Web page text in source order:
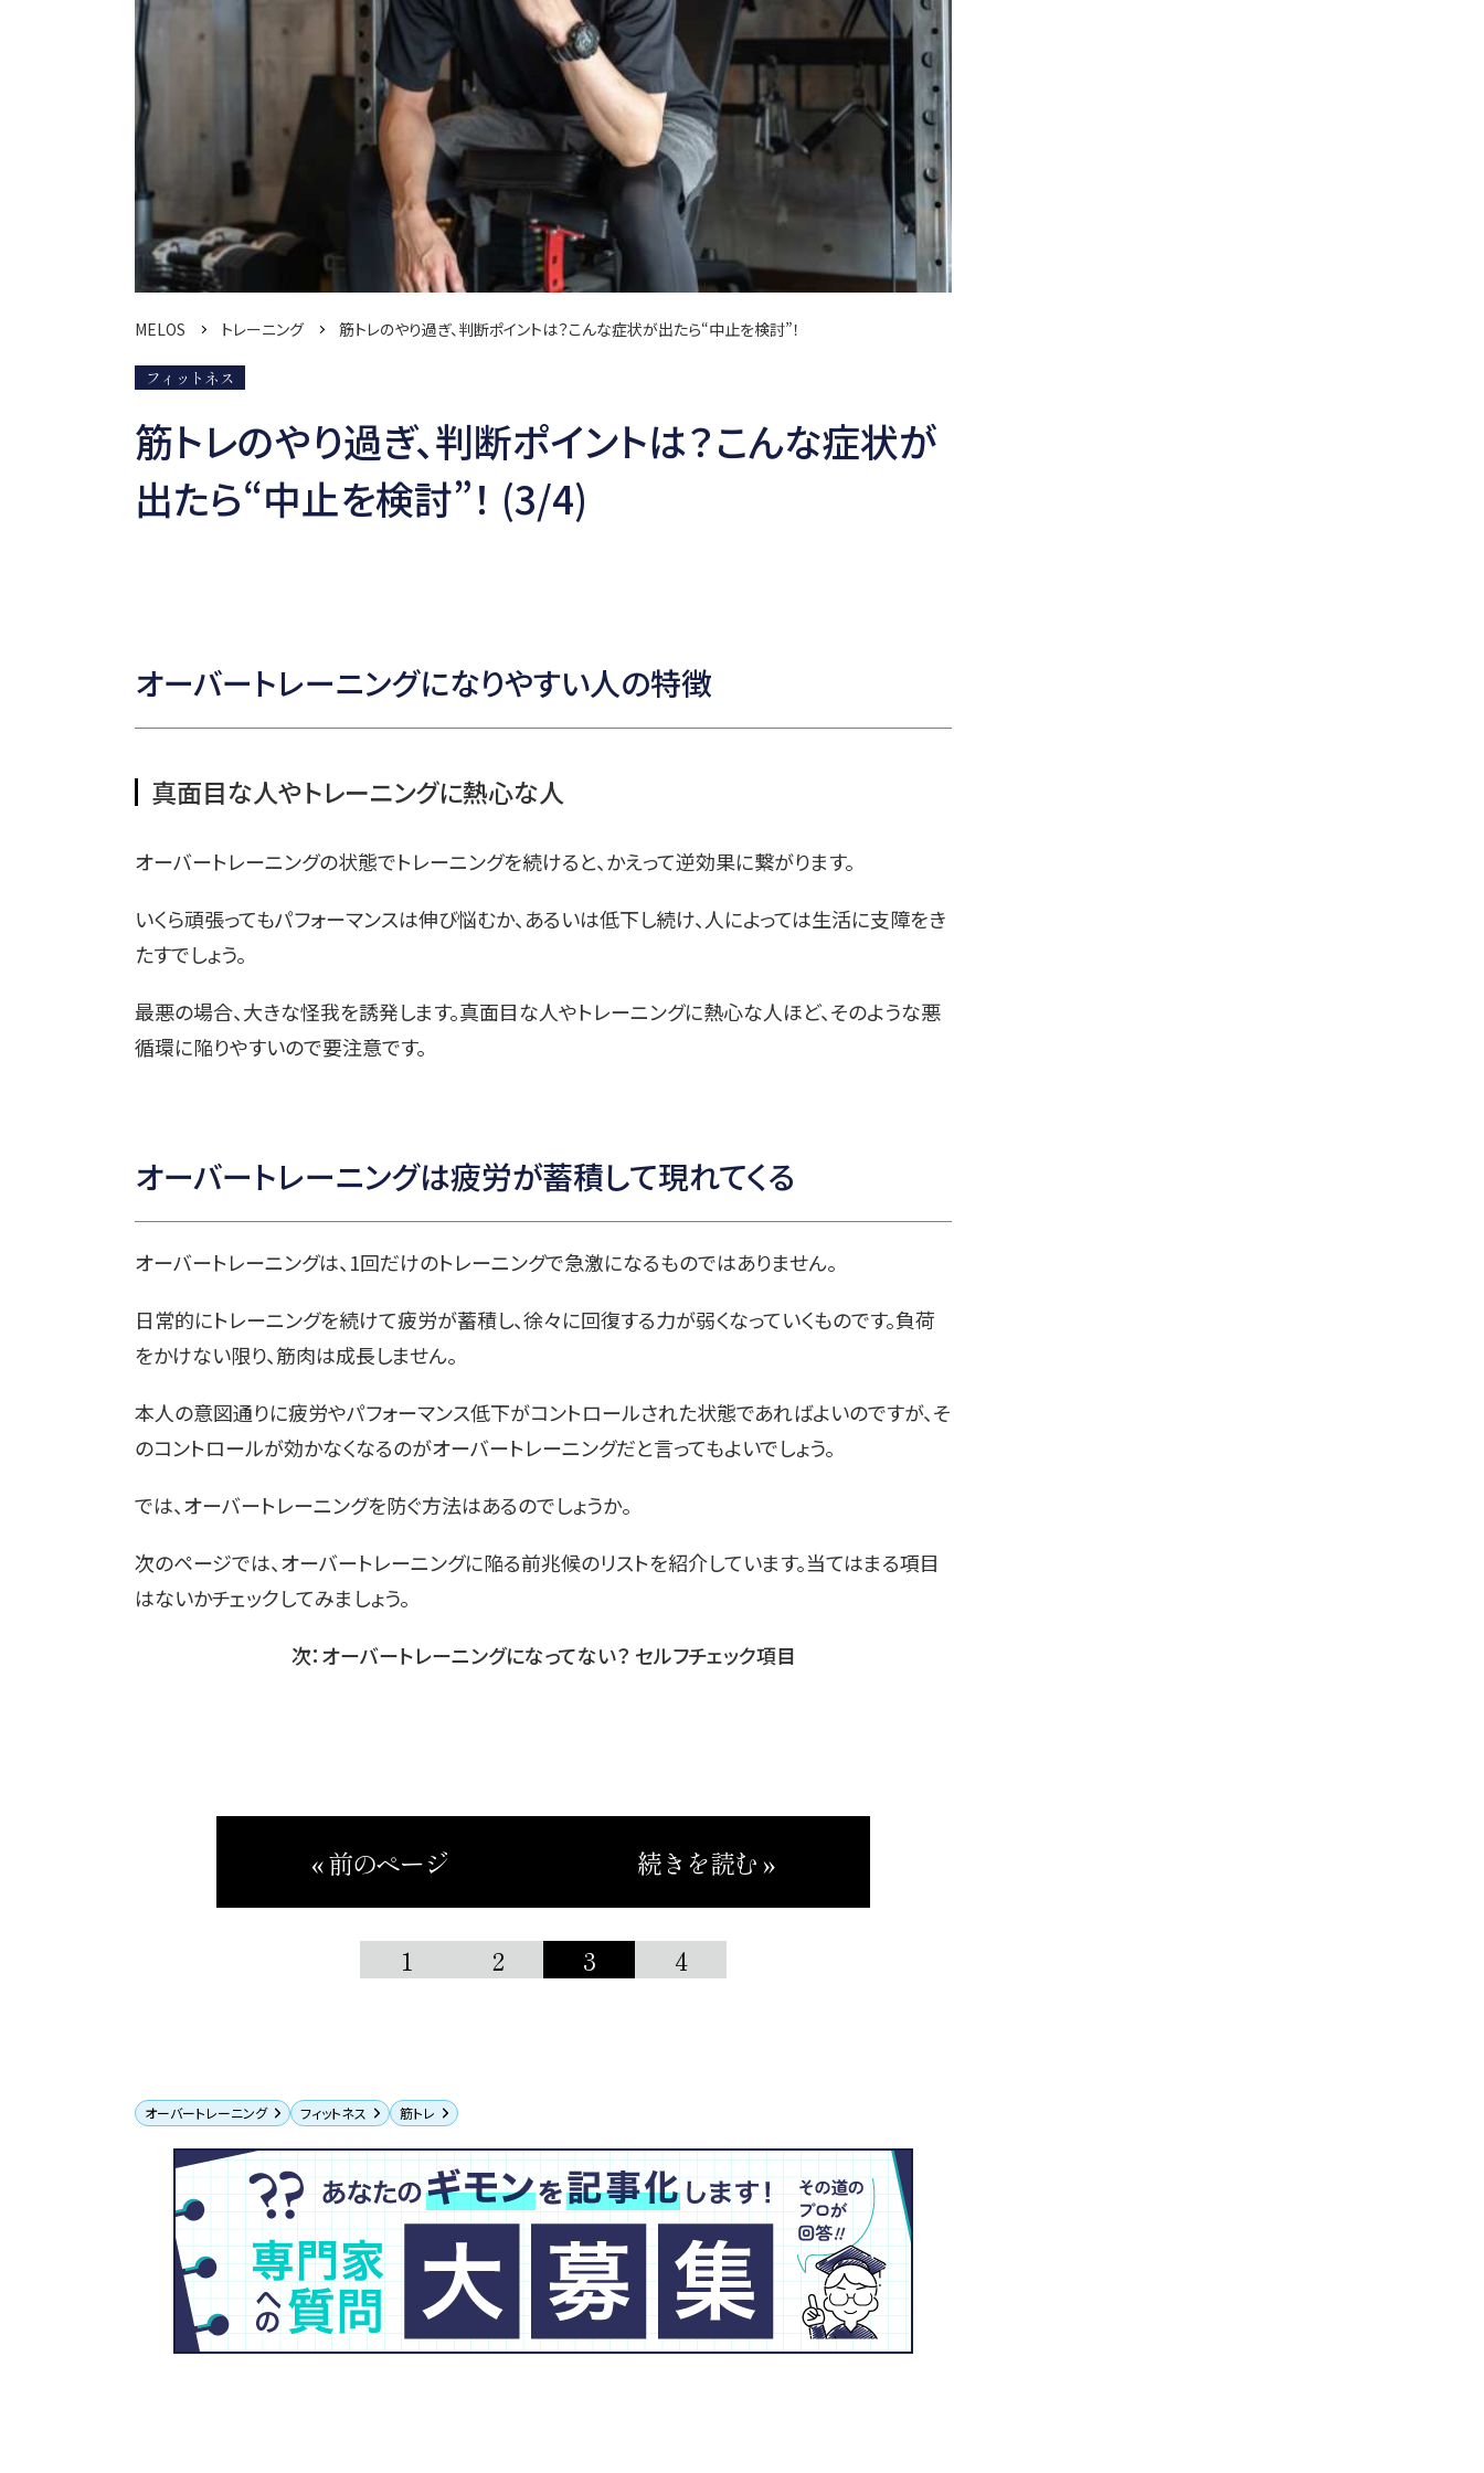
MELOS トレーニング 筋トレのやり過ぎ、判断ポイントは？こんな症状が出たら“中止を検討”！
フィットネス
筋トレのやり過ぎ、判断ポイントは？こんな症状が
出たら“中止を検討”！ (3/4)
オーバートレーニングになりやすい人の特徴
真面目な人やトレーニングに熱心な人
オーバートレーニングの状態でトレーニングを続けると、かえって逆効果に繋がります。
いくら頑張ってもパフォーマンスは伸び悩むか、あるいは低下し続け、人によっては生活に支障をき
たすでしょう。
最悪の場合、大きな怪我を誘発します。真面目な人やトレーニングに熱心な人ほど、そのような悪
循環に陥りやすいので要注意です。
オーバートレーニングは疲労が蓄積して現れてくる
オーバートレーニングは、1回だけのトレーニングで急激になるものではありません。
日常的にトレーニングを続けて疲労が蓄積し、徐々に回復する力が弱くなっていくものです。負荷
をかけない限り、筋肉は成長しません。
本人の意図通りに疲労やパフォーマンス低下がコントロールされた状態であればよいのですが、そ
のコントロールが効かなくなるのがオーバートレーニングだと言ってもよいでしょう。
では、オーバートレーニングを防ぐ方法はあるのでしょうか。
次のページでは、オーバートレーニングに陥る前兆候のリストを紹介しています。当てはまる項目
はないかチェックしてみましょう。
次：オーバートレーニングになってない？ セルフチェック項目
« 前のページ 続きを読む »
1 2 3 4
オーバートレーニング フィットネス 筋トレ